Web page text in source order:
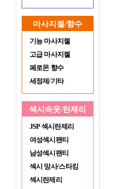
마사지젤/향수
기능 마사지젤
고급 마사지젤
페로몬 향수
세정제/기타
섹시속옷/란제리
JSP 섹시란제리
여성섹시팬티
남성섹시팬티
섹시 망사/스타킹
섹시란제리